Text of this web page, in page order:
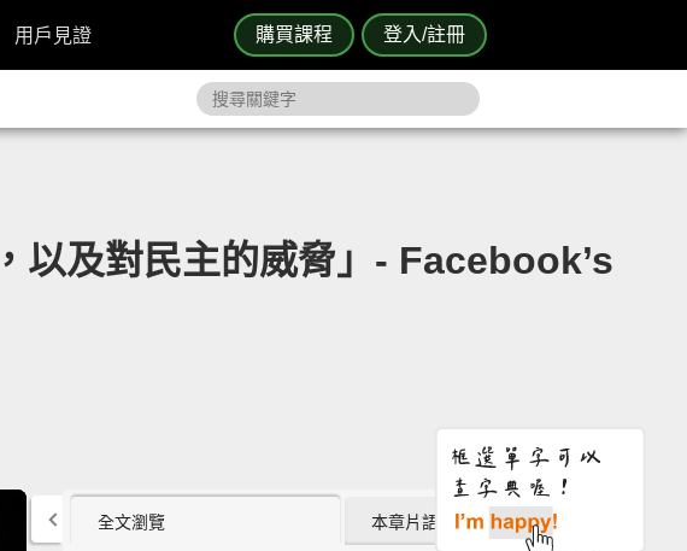
購買課程 登入/註冊
用戶見證
以及對民主的威脅」- Facebook’s
全文瀏覽 本章片語 (0)